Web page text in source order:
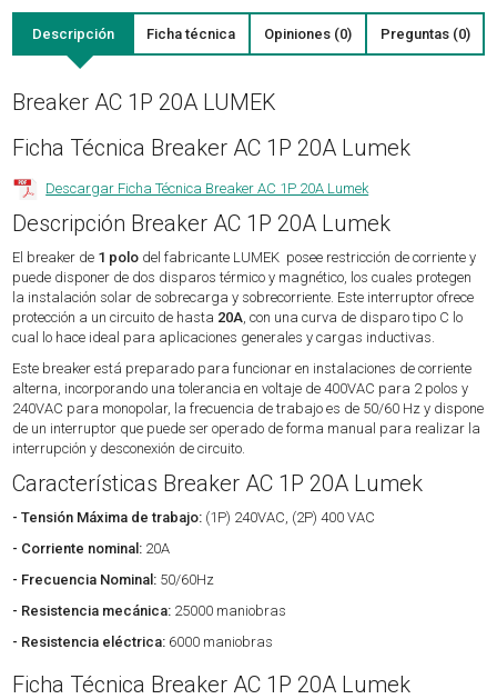
Descripción Ficha técnica Opiniones (0) Preguntas (0)
Breaker AC 1P 20A LUMEK
Ficha Técnica Breaker AC 1P 20A Lumek
Descargar Ficha Técnica Breaker AC 1P 20A Lumek
Descripción Breaker AC 1P 20A Lumek
El breaker de 1 polo del fabricante LUMEK posee restricción de corriente y
puede disponer de dos disparos térmico y magnético, los cuales protegen
la instalación solar de sobrecarga y sobrecorriente. Este interruptor ofrece
protección a un circuito de hasta 20A, con una curva de disparo tipo C lo
cual lo hace ideal para aplicaciones generales y cargas inductivas.
Este breaker está preparado para funcionar en instalaciones de corriente
alterna, incorporando una tolerancia en voltaje de 400VAC para 2 polos y
240VAC para monopolar, la frecuencia de trabajo es de 50/60 Hz y dispone
de un interruptor que puede ser operado de forma manual para realizar la
interrupción y desconexión de circuito.
Características Breaker AC 1P 20A Lumek
- Tensión Máxima de trabajo: (1P) 240VAC, (2P) 400 VAC
- Corriente nominal: 20A
- Frecuencia Nominal: 50/60Hz
- Resistencia mecánica: 25000 maniobras
- Resistencia eléctrica: 6000 maniobras
Ficha Técnica Breaker AC 1P 20A Lumek